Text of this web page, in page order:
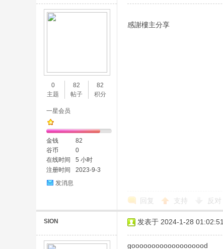
0
主题
82
帖子
82
积分
一星会员
金钱
82
谷币
0
在线时间
5 小时
注册时间
2023-9-3
发消息
感謝樓主分享
回复 支持 反对
SION 发表于 2024-1-28 01:02:51
gooooooooooooooooood